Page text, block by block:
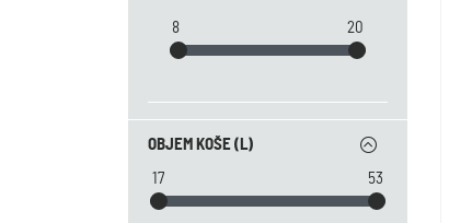
8 20
OBJEM KOŠE (L)
17 53